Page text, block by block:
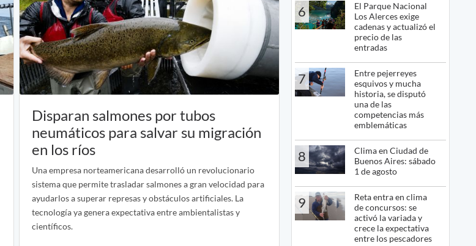
Disparan salmones por tubos
neumáticos para salvar su migración
en los ríos
Una empresa norteamericana desarrolló un revolucionario
sistema que permite trasladar salmones a gran velocidad para
ayudarlos a superar represas y obstáculos artificiales. La
tecnología ya genera expectativa entre ambientalistas y
científicos.
6
El Parque Nacional
Los Alerces exige
cadenas y actualizó el
precio de las
entradas
7
Entre pejerreyes
esquivos y mucha
historia, se disputó
una de las
competencias más
emblemáticas
8
Clima en Ciudad de
Buenos Aires: sábado
1 de agosto
9
Reta entra en clima
de concursos: se
activó la variada y
crece la expectativa
entre los pescadores